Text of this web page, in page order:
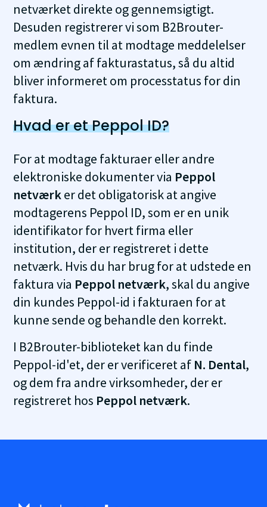
netværket direkte og gennemsigtigt.
Desuden registrerer vi som B2Brouter-
medlem evnen til at modtage meddelelser
om ændring af fakturastatus, så du altid
bliver informeret om processtatus for din
faktura.
Hvad er et Peppol ID?
For at modtage fakturaer eller andre
elektroniske dokumenter via Peppol
netværker det obligatorisk at angive
modtagerens Peppol ID, som er en unik
identifikator for hvert firma eller
institution, der er registreret i dette
netværk. Hvis du har brug for at udstede en
faktura via Peppol netværk, skal du angive
din kundes Peppol-id i fakturaen for at
kunne sende og behandle den korrekt.
I B2Brouter-biblioteket kan du finde
Peppol-id'et, der er verificeret af N. Dental,
og dem fra andre virksomheder, der er
registreret hos Peppol netværk.